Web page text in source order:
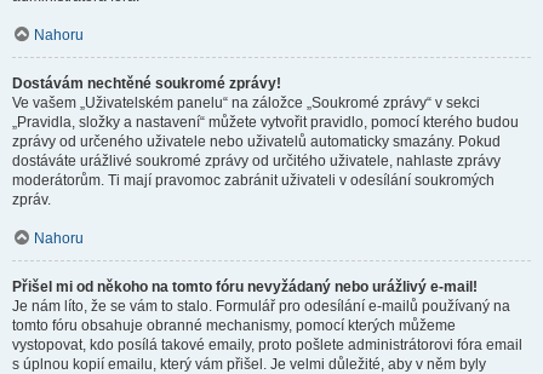
Nahoru
Dostávám nechtěné soukromé zprávy!
Ve vašem „Uživatelském panelu“ na záložce „Soukromé zprávy“ v sekci
„Pravidla, složky a nastavení“ můžete vytvořit pravidlo, pomocí kterého budou
zprávy od určeného uživatele nebo uživatelů automaticky smazány. Pokud
dostáváte urážlivé soukromé zprávy od určitého uživatele, nahlaste zprávy
moderátorům. Ti mají pravomoc zabránit uživateli v odesílání soukromých
zpráv.
Nahoru
Přišel mi od někoho na tomto fóru nevyžádaný nebo urážlivý e-mail!
Je nám líto, že se vám to stalo. Formulář pro odesílání e-mailů používaný na
tomto fóru obsahuje obranné mechanismy, pomocí kterých můžeme
vystopovat, kdo posílá takové emaily, proto pošlete administrátorovi fóra email
s úplnou kopií emailu, který vám přišel. Je velmi důležité, aby v něm byly